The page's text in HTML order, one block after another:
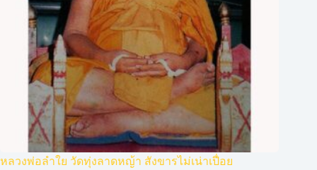
หลวงพ่อลำใย วัดทุ่งลาดหญ้า สังขารไม่เน่าเปื่อย